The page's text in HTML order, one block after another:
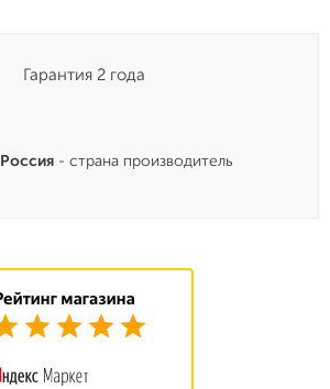
Гарантия 2 года
Россия - страна производитель